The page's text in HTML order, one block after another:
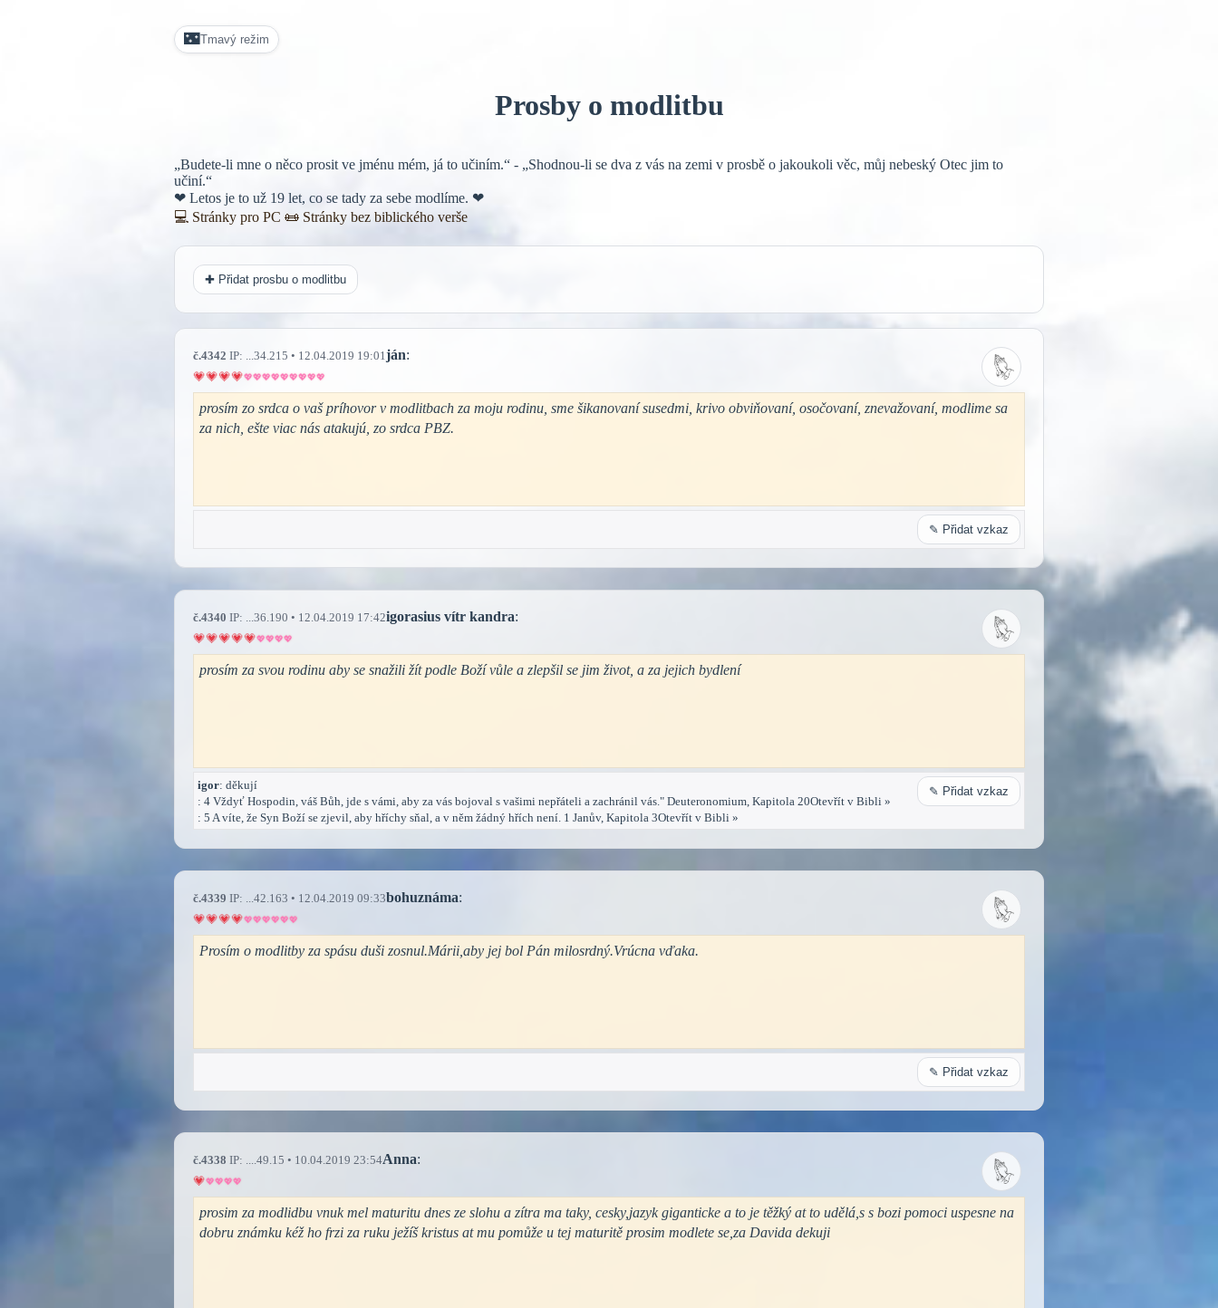
🌃Tmavý režim
Prosby o modlitbu
„Budete-li mne o něco prosit ve jménu mém, já to učiním.“ - „Shodnou-li se dva z vás na zemi v prosbě o jakoukoli věc, můj nebeský Otec jim to
učiní.“
❤ Letos je to už 19 let, co se tady za sebe modlíme. ❤
💻 Stránky pro PC 📜 Stránky bez biblického verše
✚ Přidat prosbu o modlitbu
č.4342 IP: ...34.215 • 12.04.2019 19:01 ján:
prosím zo srdca o vaš príhovor v modlitbach za moju rodinu, sme šikanovaní susedmi, krivo obviňovaní, osočovaní, znevažovaní, modlime sa
za nich, ešte viac nás atakujú, zo srdca PBZ.
✎ Přidat vzkaz
č.4340 IP: ...36.190 • 12.04.2019 17:42igorasius vítr kandra:
prosím za svou rodinu aby se snažili žít podle Boží vůle a zlepšil se jim život, a za jejich bydlení
igor: děkují
: 4 Vždyť Hospodin, váš Bůh, jde s vámi, aby za vás bojoval s vašimi nepřáteli a zachránil vás." Deuteronomium, Kapitola 20Otevřít v Bibli »
: 5 A víte, že Syn Boží se zjevil, aby hříchy sňal, a v něm žádný hřích není. 1 Janův, Kapitola 3Otevřít v Bibli »
✎ Přidat vzkaz
č.4339 IP: ...42.163 • 12.04.2019 09:33bohuznáma:
Prosím o modlitby za spásu duši zosnul.Márii,aby jej bol Pán milosrdný.Vrúcna vďaka.
✎ Přidat vzkaz
č.4338 IP: ....49.15 • 10.04.2019 23:54Anna:
prosim za modlidbu vnuk mel maturitu dnes ze slohu a zítra ma taky, cesky,jazyk giganticke a to je těžký at to udělá,s s bozi pomoci uspesne na
dobru známku kéž ho frzi za ruku ježíš kristus at mu pomůže u tej maturitě prosim modlete se,za Davida dekuji